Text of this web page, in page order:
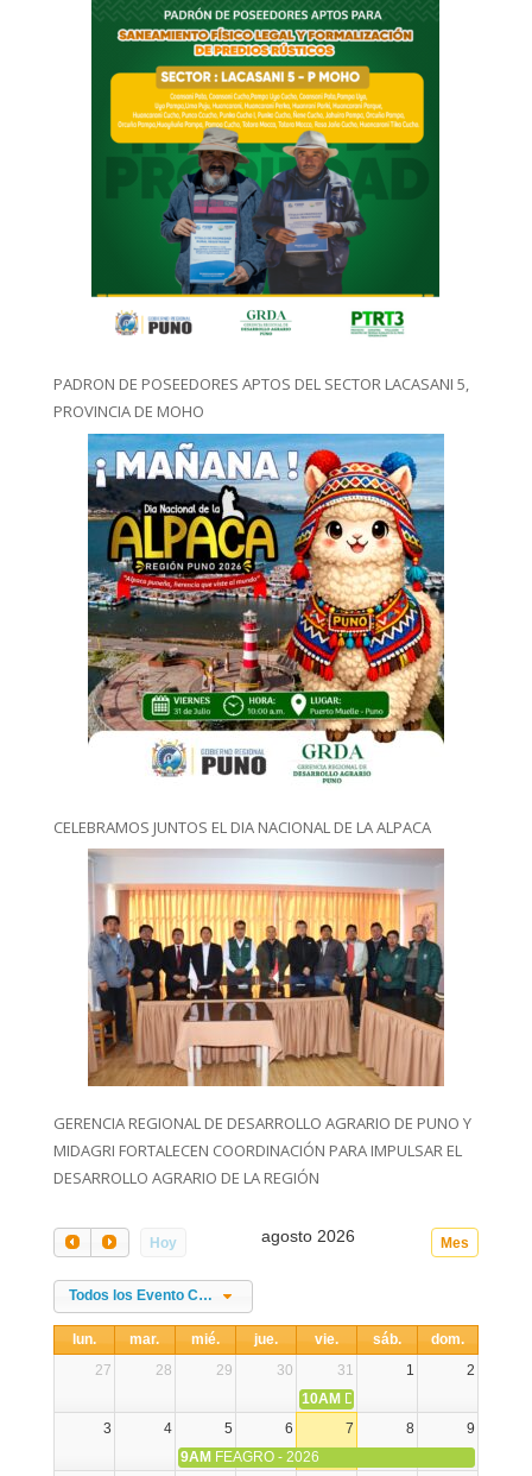
PADRON DE POSEEDORES APTOS DEL SECTOR LACASANI 5,
PROVINCIA DE MOHO
CELEBRAMOS JUNTOS EL DIA NACIONAL DE LA ALPACA
GERENCIA REGIONAL DE DESARROLLO AGRARIO DE PUNO Y
MIDAGRI FORTALECEN COORDINACIÓN PARA IMPULSAR EL
DESARROLLO AGRARIO DE LA REGIÓN
Hoy Mes
agosto 2026
Todos los Evento Categories
lun. mar. mié. jue. vie. sáb.
dom.
27
28 29 30 31 1
2
10AM DIA NACIONAL DE LA
3
4 5 6 7 8
9
9AM FEAGRO - 2026